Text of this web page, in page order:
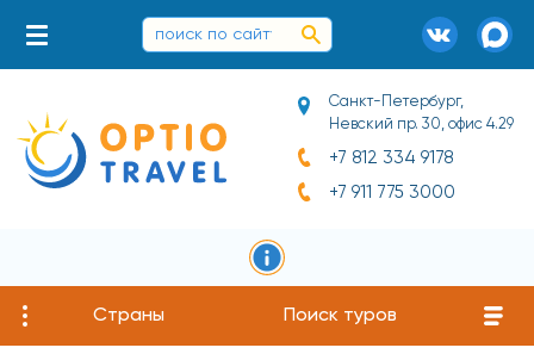
Санкт-Петербург,
Невский пр. 30, офис 4.29
+7 812 334 9178
+7 911 775 3000
Страны Поиск туров